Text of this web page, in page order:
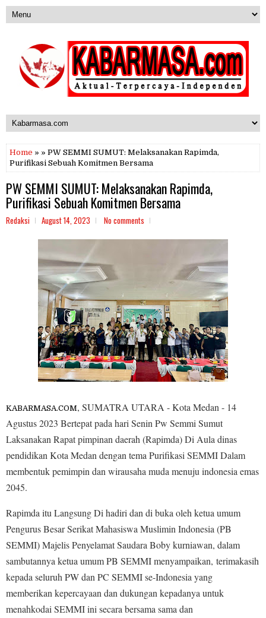
Home » » PW SEMMI SUMUT: Melaksanakan Rapimda,
Purifikasi Sebuah Komitmen Bersama
PW SEMMI SUMUT: Melaksanakan Rapimda,
Purifikasi Sebuah Komitmen Bersama
Redaksi August 14, 2023 No comments
KABARMASA.COM, SUMATRA UTARA - Kota Medan - 14
Agustus 2023 Bertepat pada hari Senin Pw Semmi Sumut
Laksanakan Rapat pimpinan daerah (Rapimda) Di Aula dinas
pendidikan Kota Medan dengan tema Purifikasi SEMMI Dalam
membentuk pemimpin dan wirausaha muda menuju indonesia emas
2045.
Rapimda itu Langsung Di hadiri dan di buka oleh ketua umum
Pengurus Besar Serikat Mahasiswa Muslimin Indonesia (PB
SEMMI) Majelis Penyelamat Saudara Boby kurniawan, dalam
sambutannya ketua umum PB SEMMI menyampaikan, terimakasih
kepada seluruh PW dan PC SEMMI se-Indonesia yang
memberikan kepercayaan dan dukungan kepadanya untuk
menahkodai SEMMI ini secara bersama sama dan